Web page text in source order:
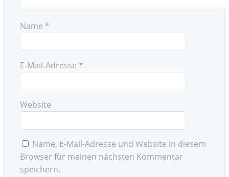
Name *
E-Mail-Adresse *
Website
Name, E-Mail-Adresse und Website in diesem
Browser für meinen nächsten Kommentar
speichern.